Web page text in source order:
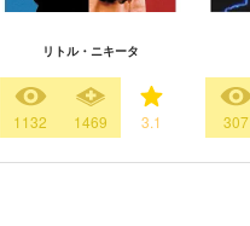
リトル・ニキータ
1132 1469 3.1 307